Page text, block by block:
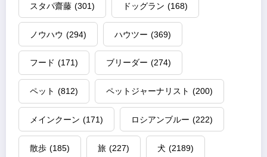
スタパ齋藤 (301) ドッグラン (168)
ノウハウ (294) ハウツー (369)
フード (171) ブリーダー (274)
ペット (812) ペットジャーナリスト (200)
メインクーン (171) ロシアンブルー (222)
散歩 (185) 旅 (227) 犬 (2189)